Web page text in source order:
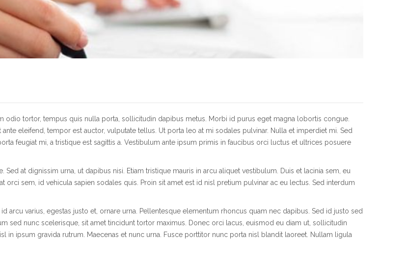
odio tortor, tempus quis nulla porta, sollicitudin dapibus metus. Morbi id purus eget magna lobortis congue.
eleifend, tempor est auctor, vulputate tellus. Ut porta leo at mi sodales pulvinar. Nulla et imperdiet mi. Sed
feugiat mi, a tristique est sagittis a. Vestibulum ante ipsum primis in faucibus orci luctus et ultrices posuere
at dignissim urna, ut dapibus nisi. Etiam tristique mauris in arcu aliquet vestibulum. Duis et lacinia sem, eu
orci sem, id vehicula sapien sodales quis. Proin sit amet est id nisl pretium pulvinar ac eu lectus. Sed interdum
arcu varius, egestas justo et, ornare urna. Pellentesque elementum rhoncus quam nec dapibus. Sed id justo sed
sed nunc scelerisque, sit amet tincidunt tortor maximus. Donec orci lacus, euismod eu diam ut, sollicitudin
in ipsum gravida rutrum. Maecenas et nunc urna. Fusce porttitor nunc porta nisl blandit laoreet. Nullam ligula